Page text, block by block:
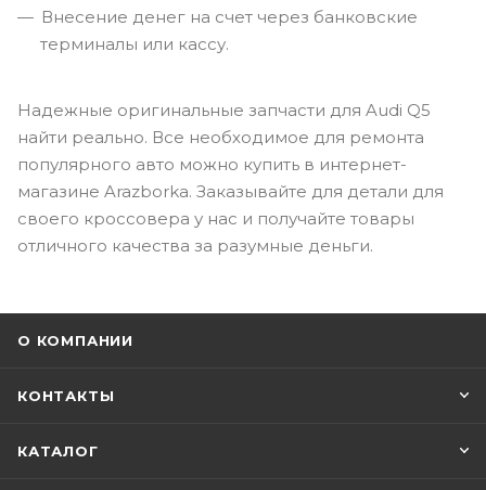
Внесение денег на счет через банковские
терминалы или кассу.
Надежные оригинальные запчасти для Audi Q5
найти реально. Все необходимое для ремонта
популярного авто можно купить в интернет-
магазине Arazborka. Заказывайте для детали для
своего кроссовера у нас и получайте товары
отличного качества за разумные деньги.
О КОМПАНИИ
КОНТАКТЫ
КАТАЛОГ